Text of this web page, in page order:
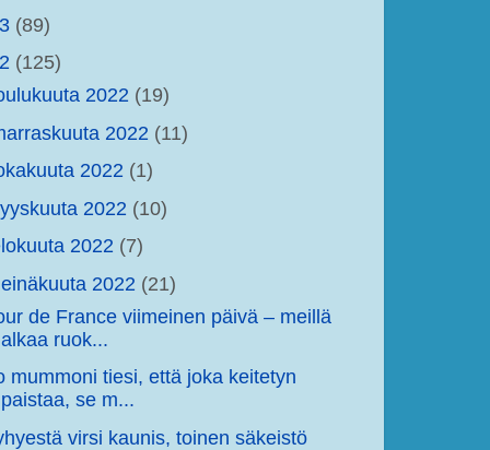
(89)
(125)
2022 (19)
2022 (11)
2022 (1)
2022 (10)
2022 (7)
2022 (21)
de France viimeinen päivä – meillä
alkaa ruok...
mummoni tiesi, että joka keitetyn
paistaa, se m...
virsi kaunis, toinen säkeistö